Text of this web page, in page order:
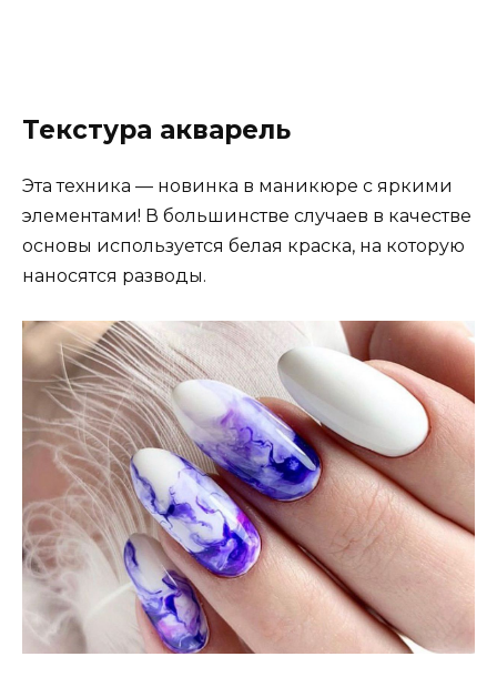
Текстура акварель
Эта техника — новинка в маникюре с яркими
элементами! В большинстве случаев в качестве
основы используется белая краска, на которую
наносятся разводы.